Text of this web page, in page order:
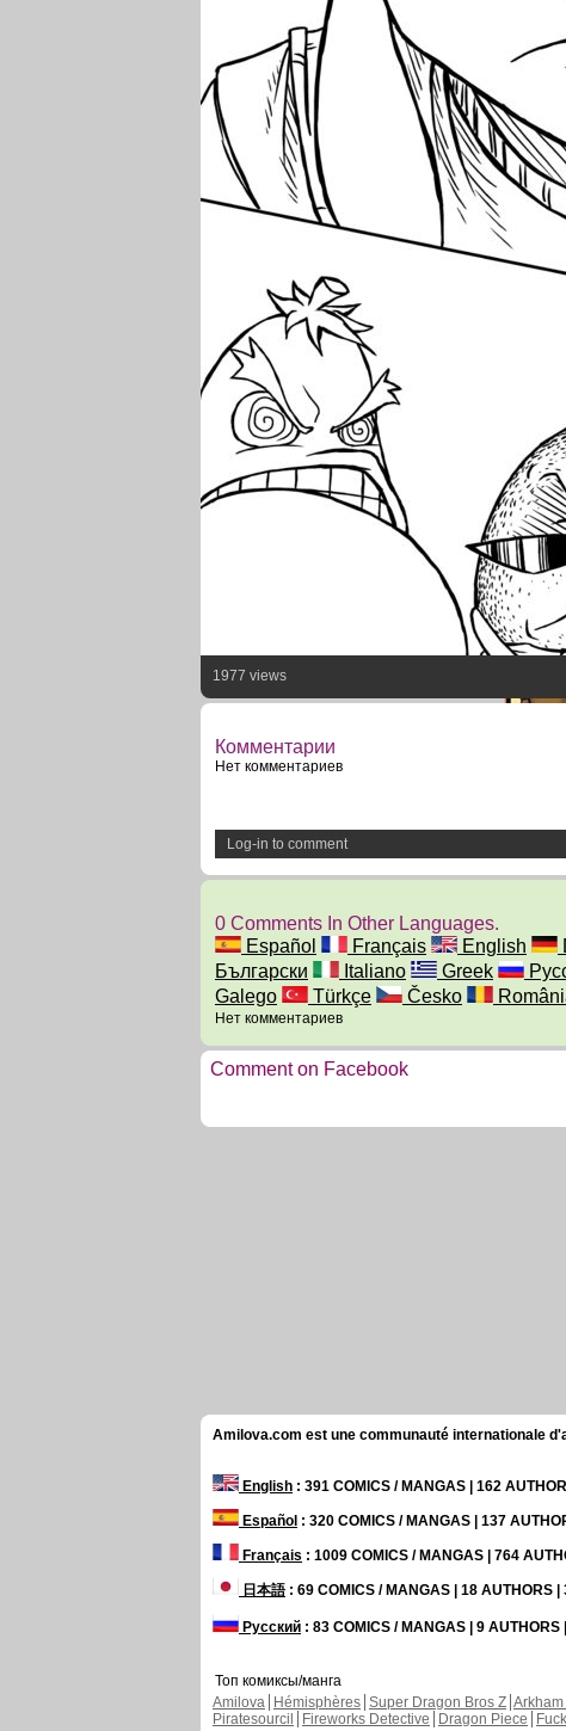
1977 views
Комментарии
Нет комментариев
Log-in to comment
0 Comments In Other Languages.
Español
Français English
Български
Italiano Greek
Galego
Türkçe Česko
Нет комментариев
Comment on Facebook
Amilova.com est une communauté internationale
English : 391 COMICS / MANGAS | 162
Español : 320 COMICS / MANGAS | 137
Français : 1009 COMICS / MANGAS | 764
日本語: 69 COMICS / MANGAS | 18 AUTHORS |
Русский : 83 COMICS / MANGAS | 9 AUTHORS
Топ комиксы/манга
Amilova
Hémisphères Super Dragon Bros Z
Piratesourcil
Fireworks Detective Dragon Piece